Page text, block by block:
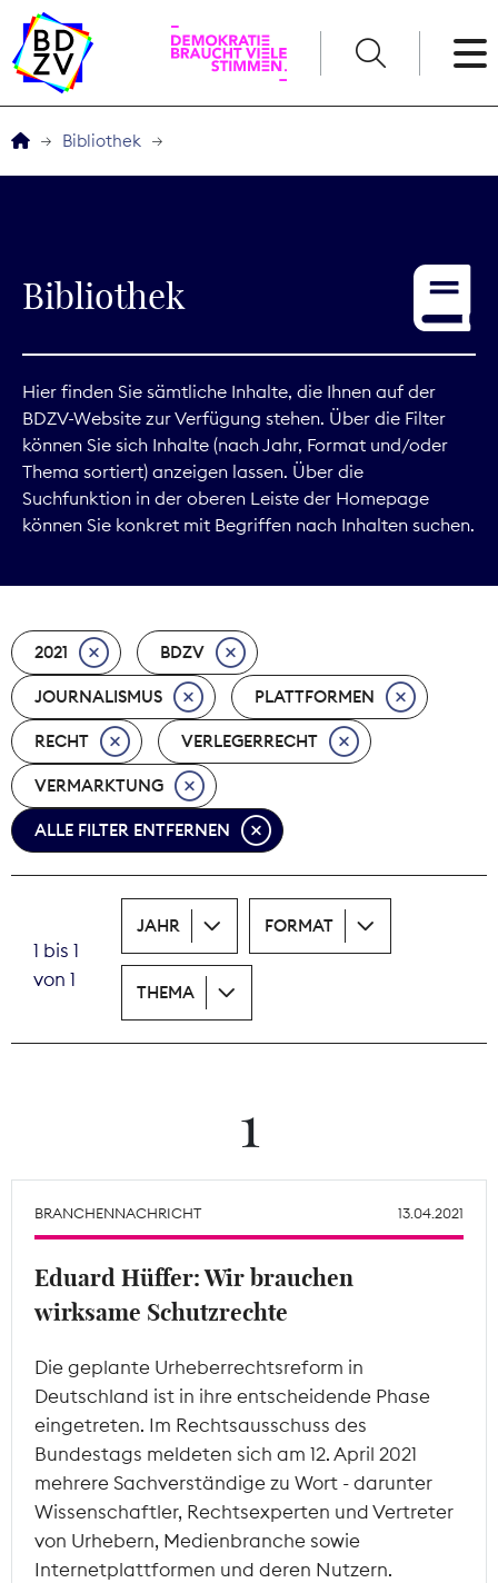
Service
Digitales
Kommunikation
Marktdaten
Nachhaltigkeit
Nachwuchs
Nova Award
Pressefreiheit
Print
Recht
Tarifpolitik
Theodor-Wolff-Preis
Mitgliederbereich
Bibliothek
Bibliothek
Hier finden Sie sämtliche Inhalte, die Ihnen auf der
BDZV-Website zur Verfügung stehen. Über die Filter
können Sie sich Inhalte (nach Jahr, Format und/oder
Thema sortiert) anzeigen lassen. Über die
Suchfunktion in der oberen Leiste der Homepage
können Sie konkret mit Begriffen nach Inhalten suchen.
2021 BDZV
JOURNALISMUS PLATTFORMEN
RECHT VERLEGERRECHT
VERMARKTUNG
ALLE FILTER ENTFERNEN
1 bis 1
von 1
JAHR FORMAT
THEMA
1
BRANCHENNACHRICHT 13.04.2021
Eduard Hüffer: Wir brauchen
wirksame Schutzrechte
Die geplante Urheberrechtsreform in
Deutschland ist in ihre entscheidende Phase
eingetreten. Im Rechtsausschuss des
Bundestags meldeten sich am 12. April 2021
mehrere Sachverständige zu Wort - darunter
Wissenschaftler, Rechtsexperten und Vertreter
von Urhebern, Medienbranche sowie
Internetplattformen und deren Nutzern.